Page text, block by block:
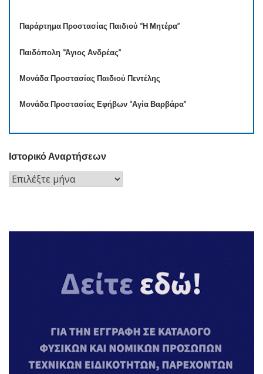
Παράρτημα Προστασίας Παιδιού “Η Μητέρα”
Παιδόπολη “Άγιος Ανδρέας”
Μονάδα Προστασίας Παιδιού Πεντέλης
Μονάδα Προστασίας Εφήβων “Αγία Βαρβάρα”
Ιστορικό Αναρτήσεων
Ιστορικό